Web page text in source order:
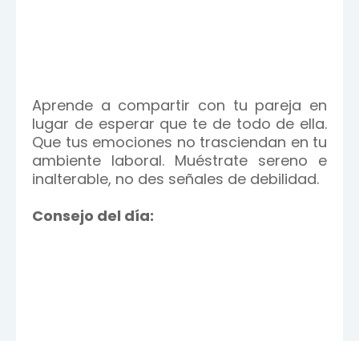
Aprende a compartir con tu pareja en
lugar de esperar que te de todo de ella.
Que tus emociones no trasciendan en tu
ambiente laboral. Muéstrate sereno e
inalterable, no des señales de debilidad.
Consejo del día: